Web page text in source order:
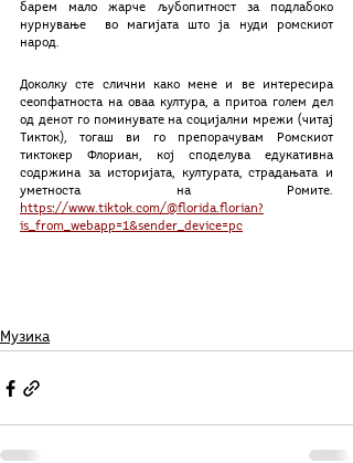
барем мало жарче љубопитност за подлабоко
нурнување  во магијата што ја нуди ромскиот
народ.
Доколку сте слични како мене и ве интересира
сеопфатноста на оваа култура, а притоа голем дел
од денот го поминувате на социјални мрежи (читај
Тикток), тогаш ви го препорачувам Ромскиот
тиктокер Флориан, кој споделува едукативна
содржина за историјата, културата, страдањата и
https://www.tiktok.com/@florida.florian?
is_from_webapp=1&sender_device=pc
Музика